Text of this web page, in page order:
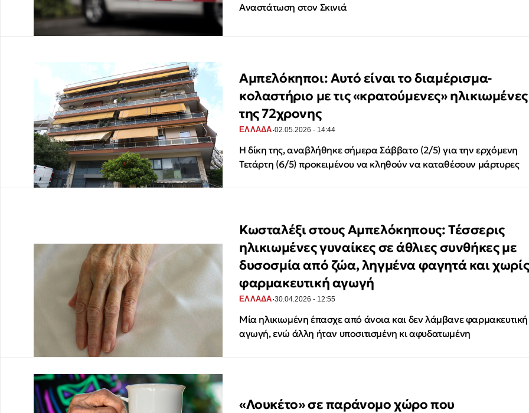
Αναστάτωση στον Σκινιά
Αμπελόκηποι: Αυτό είναι το διαμέρισμα-
κολαστήριο με τις «κρατούμενες» ηλικιωμένες
της 72χρονης
ΕΛΛΑΔΑ·02.05.2026 - 14:44
Η δίκη της, αναβλήθηκε σήμερα Σάββατο (2/5) για την ερχόμενη
Τετάρτη (6/5) προκειμένου να κληθούν να καταθέσουν μάρτυρες
Κωσταλέξι στους Αμπελόκηπους: Τέσσερις
ηλικιωμένες γυναίκες σε άθλιες συνθήκες με
δυσοσμία από ζώα, ληγμένα φαγητά και χωρίς
φαρμακευτική αγωγή
ΕΛΛΑΔΑ·30.04.2026 - 12:55
Μία ηλικιωμένη έπασχε από άνοια και δεν λάμβανε φαρμακευτική
αγωγή, ενώ άλλη ήταν υποσιτισμένη κι αφυδατωμένη
«Λουκέτο» σε παράνομο χώρο που